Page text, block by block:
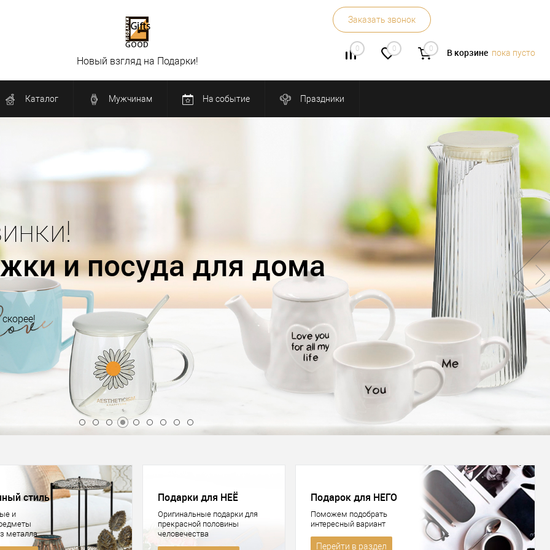
Заказать звонок
0 0 0 В корзине пока пусто
Новый взгляд на Подарки!
Каталог Мужчинам На событие Праздники
Новинки!
Декор для дома !
Выбирайте скорее!
стиль
и
металла
Подарки для НЕЁ
Оригинальные подарки для
прекрасной половины
человечества
Подарок для НЕГО
Поможем подобрать
интересный вариант
Перейти в раздел